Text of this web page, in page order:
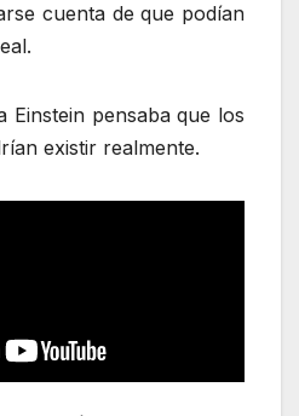
cuenta de que podían
Einstein pensaba que los
existir realmente.